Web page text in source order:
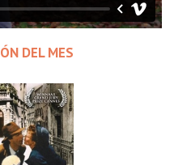
DEL MES